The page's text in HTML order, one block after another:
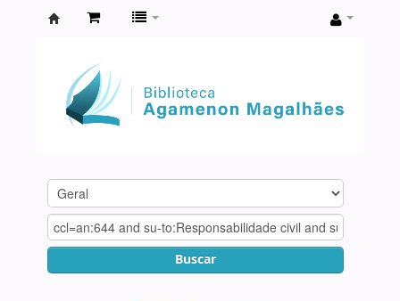
Agamenon
Magalhães
Buscar